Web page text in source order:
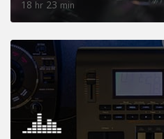
18 hr 23 min